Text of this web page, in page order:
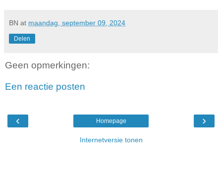
BN at maandag, september 09, 2024
Delen
Geen opmerkingen:
Een reactie posten
‹ ›
Homepage
Internetversie tonen